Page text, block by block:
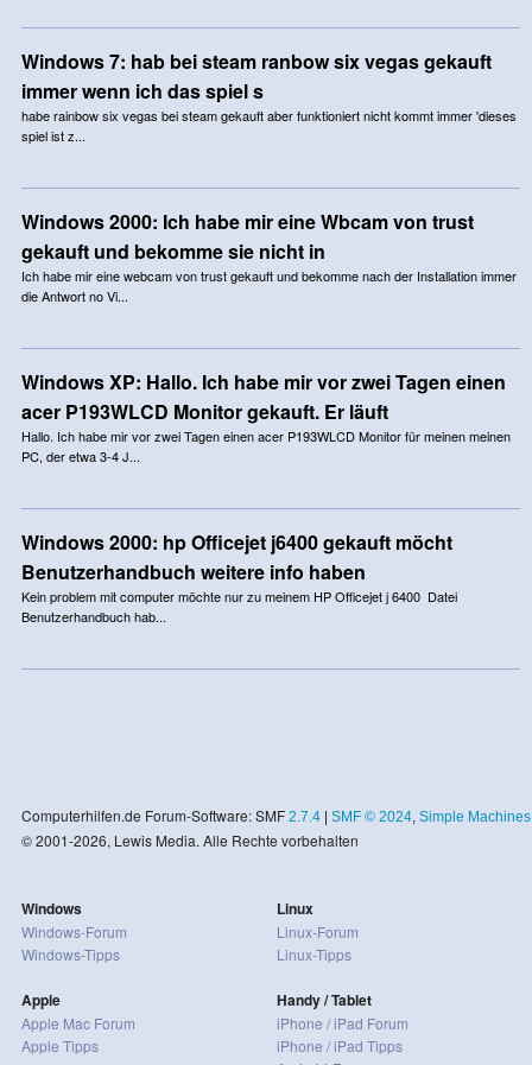
Windows 7: hab bei steam ranbow six vegas gekauft
immer wenn ich das spiel s
habe rainbow six vegas bei steam gekauft aber funktioniert nicht kommt immer 'dieses
spiel ist z...
Windows 2000: Ich habe mir eine Wbcam von trust
gekauft und bekomme sie nicht in
Ich habe mir eine webcam von trust gekauft und bekomme nach der Installation immer
die Antwort no Vi...
Windows XP: Hallo. Ich habe mir vor zwei Tagen einen
acer P193WLCD Monitor gekauft. Er läuft
Hallo. Ich habe mir vor zwei Tagen einen acer P193WLCD Monitor für meinen meinen
PC, der etwa 3-4 J...
Windows 2000: hp Officejet j6400 gekauft möcht
Benutzerhandbuch weitere info haben
Kein problem mit computer möchte nur zu meinem HP Officejet j 6400 Datei
Benutzerhandbuch hab...
Computerhilfen.de Forum-Software: SMF 2.7.4| SMF © 2024, Simple Machines
© 2001-2026, Lewis Media. Alle Rechte vorbehalten
Windows
Windows-Forum
Windows-Tipps
Apple
Apple Mac Forum
Apple Tipps
Linux
Linux-Forum
Linux-Tipps
Handy / Tablet
iPhone / iPad Forum
iPhone / iPad Tipps